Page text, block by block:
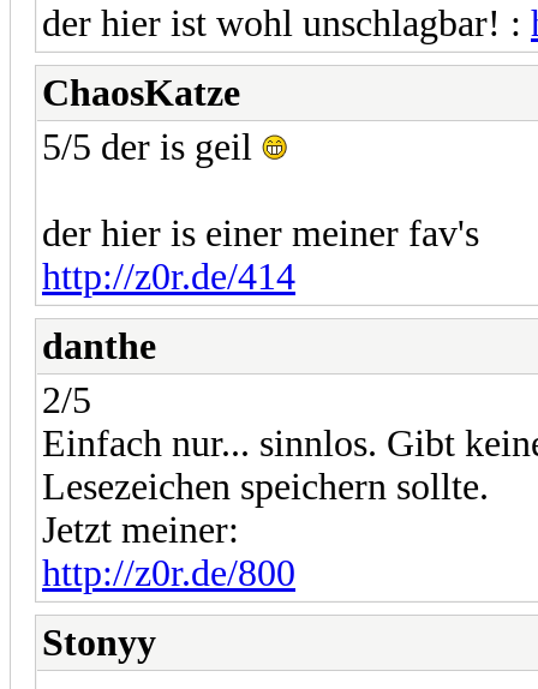
der hier ist wohl unschlagbar! :
ChaosKatze
5/5 der is geil
der hier is einer meiner fav's
http://z0r.de/414
danthe
2/5
Einfach nur... sinnlos. Gibt
Lesezeichen speichern sollte.
Jetzt meiner:
http://z0r.de/800
Stonyy